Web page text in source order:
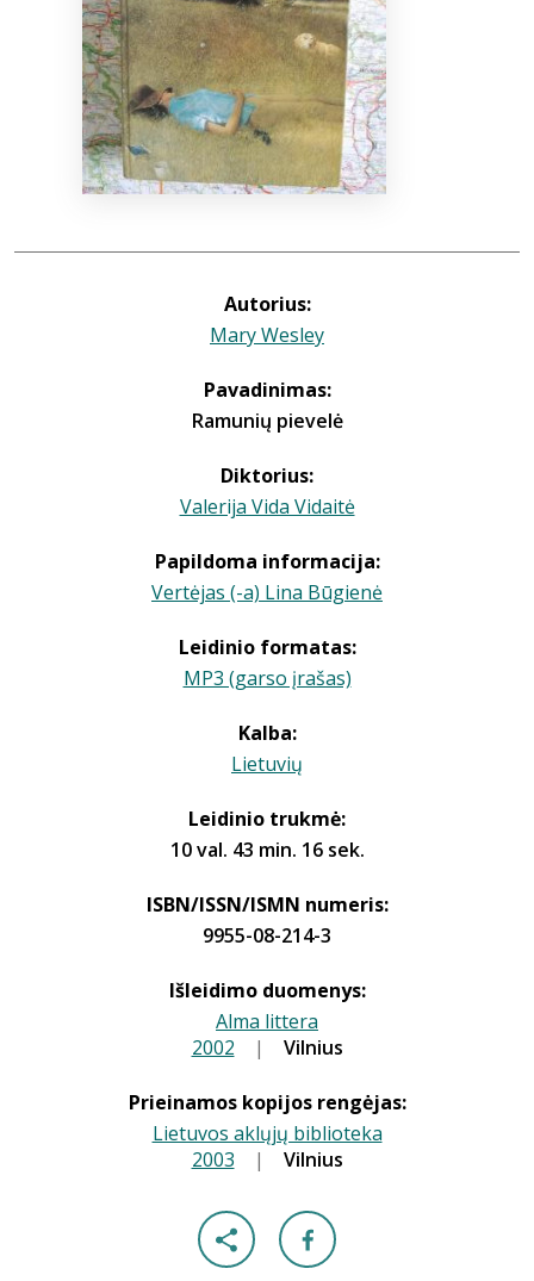
+370 667 80 541
info@elvislab.lt
Autorius:
Mary Wesley
Pavadinimas:
Ramunių pievelė
Diktorius:
Valerija Vida Vidaitė
Papildoma informacija:
Vertėjas (-a) Lina Būgienė
Leidinio formatas:
MP3 (garso įrašas)
Kalba:
Lietuvių
Leidinio trukmė:
10 val. 43 min. 16 sek.
ISBN/ISSN/ISMN numeris:
9955-08-214-3
Išleidimo duomenys:
Alma littera
2002 | Vilnius
Prieinamos kopijos rengėjas:
Lietuvos aklųjų biblioteka
2003 | Vilnius